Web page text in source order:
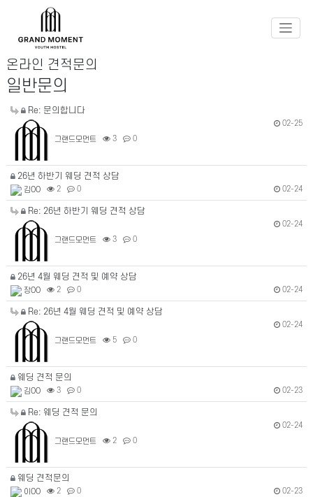
온라인 견적문의
일반문의
Re: 문의합니다
그랜드모먼트 3 0
02-25
26년 하반기 웨딩 견적 상담
김OO 2 0 02-24
Re: 26년 하반기 웨딩 견적 상담
그랜드모먼트 3 0
02-24
26년 4월 웨딩 견적 및 예약 상담
장OO 2 0 02-24
Re: 26년 4월 웨딩 견적 및 예약 상담
그랜드모먼트 5 0
02-24
웨딩 견적 문의
김OO 3 0 02-23
Re: 웨딩 견적 문의
그랜드모먼트 2 0
02-24
웨딩 견적문의
이OO 2 0 02-23